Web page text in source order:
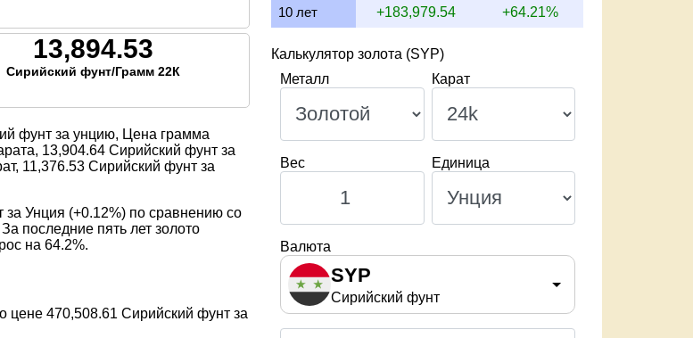
13,894.53
Сирийский фунт/Грамм 22К
фунт за унцию, Цена грамма
13,904.64 Сирийский фунт за
11,376.53 Сирийский фунт за
Унция (+0.12%) по сравнению со
последние пять лет золото
на 64.2%.
цене 470,508.61 Сирийский фунт за
10 лет +183,979.54 +64.21%
Калькулятор золота (SYP)
Металл
Карат
Вес Единица
Валюта
SYP
Сирийский фунт